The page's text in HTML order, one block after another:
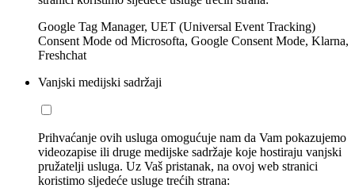
Google Tag Manager, UET (Universal Event Tracking)
Consent Mode od Microsofta, Google Consent Mode, Klarna,
Freshchat
Vanjski medijski sadržaji
Prihvaćanje ovih usluga omogućuje nam da Vam pokazujemo
videozapise ili druge medijske sadržaje koje hostiraju vanjski
pružatelji usluga. Uz Vaš pristanak, na ovoj web stranici
koristimo sljedeće usluge trećih strana: